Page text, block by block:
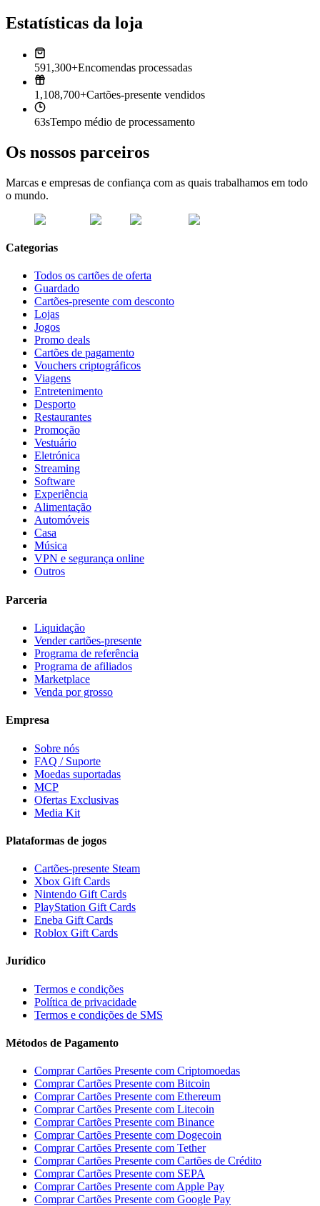
Estatísticas da loja
591,300+Encomendas processadas
1,108,700+Cartões-presente vendidos
63sTempo médio de processamento
Os nossos parceiros
Marcas e empresas de confiança com as quais trabalhamos em todo
o mundo.
Categorias
Todos os cartões de oferta
Guardado
Cartões-presente com desconto
Lojas
Jogos
Promo deals
Cartões de pagamento
Vouchers criptográficos
Viagens
Entretenimento
Desporto
Restaurantes
Promoção
Vestuário
Eletrónica
Streaming
Software
Experiência
Alimentação
Automóveis
Casa
Música
VPN e segurança online
Outros
Parceria
Liquidação
Vender cartões-presente
Programa de referência
Programa de afiliados
Marketplace
Venda por grosso
Empresa
Sobre nós
FAQ / Suporte
Moedas suportadas
MCP
Ofertas Exclusivas
Media Kit
Plataformas de jogos
Cartões-presente Steam
Xbox Gift Cards
Nintendo Gift Cards
PlayStation Gift Cards
Eneba Gift Cards
Roblox Gift Cards
Jurídico
Termos e condições
Política de privacidade
Termos e condições de SMS
Métodos de Pagamento
Comprar Cartões Presente com Criptomoedas
Comprar Cartões Presente com Bitcoin
Comprar Cartões Presente com Ethereum
Comprar Cartões Presente com Litecoin
Comprar Cartões Presente com Binance
Comprar Cartões Presente com Dogecoin
Comprar Cartões Presente com Tether
Comprar Cartões Presente com Cartões de Crédito
Comprar Cartões Presente com SEPA
Comprar Cartões Presente com Apple Pay
Comprar Cartões Presente com Google Pay